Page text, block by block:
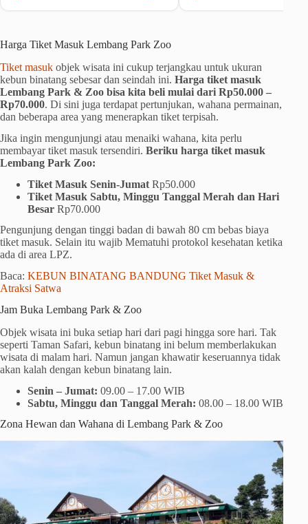
Harga Tiket Masuk Lembang Park Zoo
Tiket masuk objek wisata ini cukup terjangkau untuk ukuran
kebun binatang sebesar dan seindah ini. Harga tiket masuk
Lembang Park & Zoo bisa kita beli mulai dari Rp50.000 –
Rp70.000. Di sini juga terdapat pertunjukan, wahana permainan,
dan beberapa area yang menerapkan tiket terpisah.
Jika ingin mengunjungi atau menaiki wahana, kita perlu
membayar tiket masuk tersendiri. Beriku harga tiket masuk
Lembang Park Zoo:
Tiket Masuk Senin-Jumat Rp50.000
Tiket Masuk Sabtu, Minggu Tanggal Merah dan Hari
Besar Rp70.000
Pengunjung dengan tinggi badan di bawah 80 cm bebas biaya
tiket masuk. Selain itu wajib Mematuhi protokol kesehatan ketika
ada di area LPZ.
Baca: KEBUN BINATANG BANDUNG Tiket Masuk &
Atraksi Satwa
Jam Buka Lembang Park & Zoo
Objek wisata ini buka setiap hari dari pagi hingga sore hari. Tak
seperti Taman Safari, kebun binatang ini belum memberlakukan
wisata di malam hari. Namun jangan khawatir keseruannya tidak
akan kalah dengan kebun binatang lain.
Senin – Jumat: 09.00 – 17.00 WIB
Sabtu, Minggu dan Tanggal Merah: 08.00 – 18.00 WIB
Zona Hewan dan Wahana di Lembang Park & Zoo